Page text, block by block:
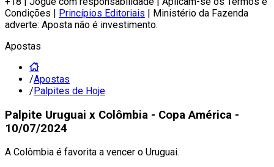
Condições | Princípios Editoriais | Ministério da Fazenda
adverte: Aposta não é investimento.
Apostas
/Apostas
/Palpites de Hoje
Palpite Uruguai x Colômbia - Copa América -
10/07/2024
A Colômbia é favorita a vencer o Uruguai.